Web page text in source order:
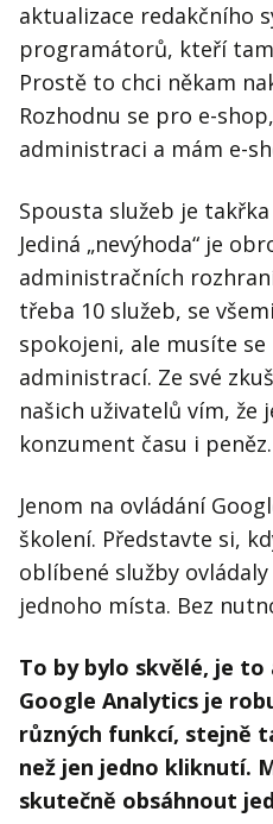
aktualizace redakčního
programátorů, kteří
Prostě to chci někam
Rozhodnu se pro e-
administraci a mám e-
Spousta služeb je
Jediná „nevýhoda“ je
administračních
třeba 10 služeb, se
spokojeni, ale musíte
administrací. Ze své
našich uživatelů vím, že
konzument času i peněz.
Jenom na ovládání
školení. Představte si,
oblíbené služby
jednoho místa. Bez
To by bylo skvělé, je to
Google Analytics je
různých funkcí, stejně
než jen jedno kliknutí.
skutečně obsáhnout